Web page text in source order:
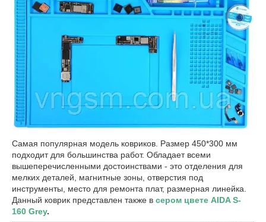
Самая популярная модель ковриков. Размер 450*300 мм
подходит для большинства работ. Обладает всеми
вышеперечисленными достоинствами - это отделения для
мелких деталей, магнитные зоны, отверстия под
инструменты, место для ремонта плат, размерная линейка.
Данный коврик представлен также в сером цвете AIDA S-
160 Grey.